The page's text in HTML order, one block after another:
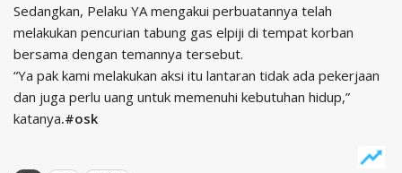
Sedangkan, Pelaku YA mengakui perbuatannya telah
melakukan pencurian tabung gas elpiji di tempat korban
bersama dengan temannya tersebut.
“Ya pak kami melakukan aksi itu lantaran tidak ada pekerjaan
dan juga perlu uang untuk memenuhi kebutuhan hidup,”
katanya.#osk